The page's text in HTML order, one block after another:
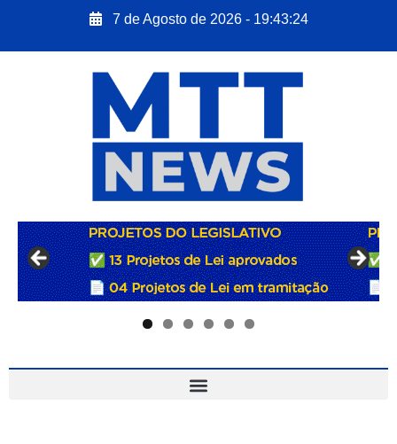
7 de Agosto de 2026 - 19:43:25